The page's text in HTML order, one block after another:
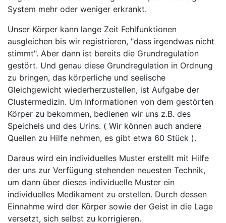
System mehr oder weniger erkrankt.
Unser Körper kann lange Zeit Fehlfunktionen
ausgleichen bis wir registrieren, "dass irgendwas nicht
stimmt". Aber dann ist bereits die Grundregulation
gestört. Und genau diese Grundregulation in Ordnung
zu bringen, das körperliche und seelische
Gleichgewicht wiederherzustellen, ist Aufgabe der
Clustermedizin. Um Informationen von dem gestörten
Körper zu bekommen, bedienen wir uns z.B. des
Speichels und des Urins. ( Wir können auch andere
Quellen zu Hilfe nehmen, es gibt etwa 60 Stück ).
Daraus wird ein individuelles Muster erstellt mit Hilfe
der uns zur Verfügung stehenden neuesten Technik,
um dann über dieses individuelle Muster ein
individuelles Medikament zu erstellen. Durch dessen
Einnahme wird der Körper sowie der Geist in die Lage
versetzt, sich selbst zu korrigieren.